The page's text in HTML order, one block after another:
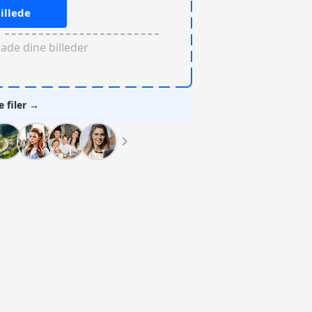
dine billeder
filer →